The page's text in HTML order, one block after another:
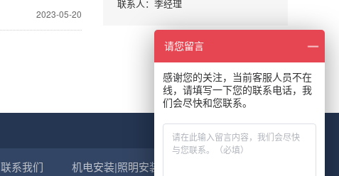
联系人：李经理
2023-05-20
联系我们 机电安装|照明安装
请您留言
感谢您的关注，当前客服人员不在
线，请填写一下您的联系电话，我
们会尽快和您联系。